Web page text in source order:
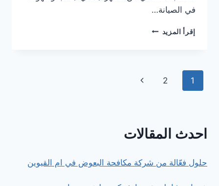
في الصيانة…
إقرأ المزيد شركة
تنقل
1
2
الصفحة
احدث المقالات
حلول فعّالة من شركة مكافحة البعوض في ام القيوين